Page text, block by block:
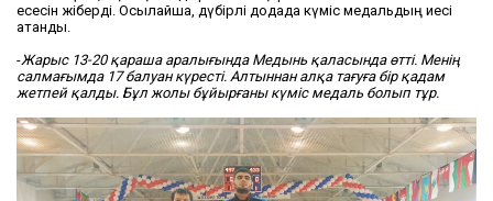
есесін жіберді. Осылайша, дүбірлі додада күміс медальдың иесі
атанды.
-Жарыс 13-20 қараша аралығында Медынь қаласында өтті. Менің
салмағымда 17 балуан күресті. Алтыннан алқа тағуға бір қадам
жетпей қалды. Бұл жолы бұйырғаны күміс медаль болып тұр.